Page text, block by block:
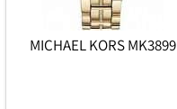
MICHAEL KORS MK3899